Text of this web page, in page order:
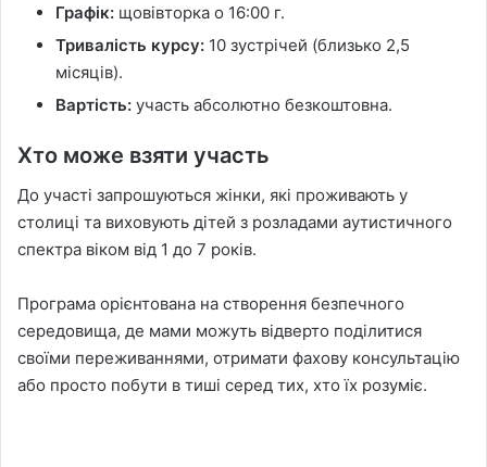
Графік: щовівторка о 16:00 г.
Тривалість курсу: 10 зустрічей (близько 2,5
місяців).
Вартість: участь абсолютно безкоштовна.
Хто може взяти участь
До участі запрошуються жінки, які проживають у
столиці та виховують дітей з розладами аутистичного
спектра віком від 1 до 7 років.
Програма орієнтована на створення безпечного
середовища, де мами можуть відверто поділитися
своїми переживаннями, отримати фахову консультацію
або просто побути в тиші серед тих, хто їх розуміє.